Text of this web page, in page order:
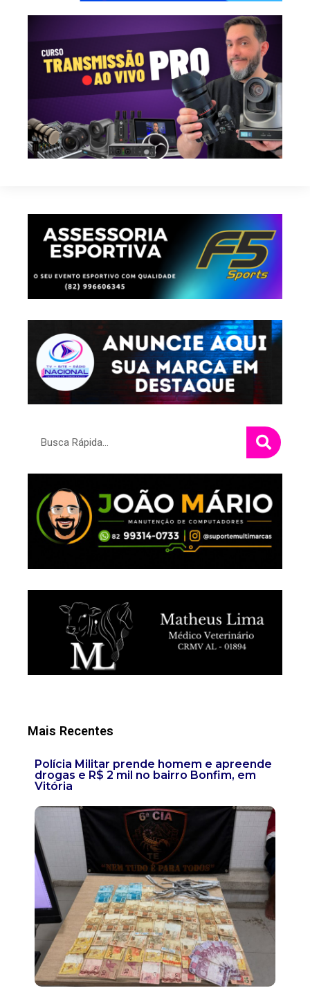
Mais Recentes
Polícia Militar prende homem e apreende
drogas e R$ 2 mil no bairro Bonfim, em
Vitória